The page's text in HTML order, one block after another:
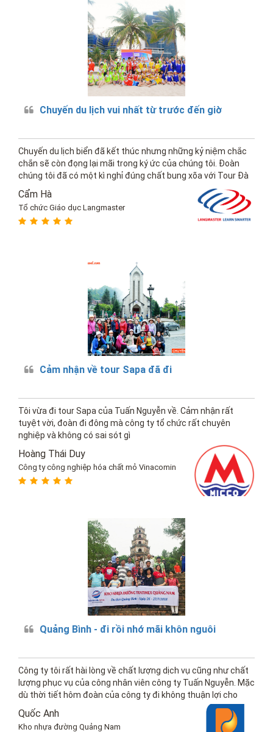
Chuyến du lịch vui nhất từ trước đến giờ
Chuyến du lịch biển đã kết thúc nhưng những kỷ niệm chắc
chắn sẽ còn đọng lại mãi trong ký ức của chúng tôi. Đoàn
chúng tôi đã có một kì nghỉ đúng chất bung xõa với Tour Đà
Nẵng vừa rồi, thật là một chuyến đi khó quên.
Cẩm Hà
Tổ chức Giáo dục Langmaster
Cảm nhận về tour Sapa đã đi
Tôi vừa đi tour Sapa của Tuấn Nguyễn về. Cảm nhận rất
tuyệt vời, đoàn đi đông mà công ty tổ chức rất chuyên
nghiệp và không có sai sót gì
Hoàng Thái Duy
Công ty công nghiệp hóa chất mỏ Vinacomin
Quảng Bình - đi rồi nhớ mãi khôn nguôi
Công ty tôi rất hài lòng về chất lượng dịch vụ cũng như chất
lượng phục vụ của công nhân viên công ty Tuấn Nguyễn. Mặc
dù thời tiết hôm đoàn của công ty đi không thuận lợi cho
lắm, những ai nấy đều vui vẻ.
Quốc Anh
Kho nhựa đường Quảng Nam